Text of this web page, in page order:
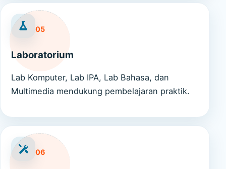
05
Laboratorium
Lab Komputer, Lab IPA, Lab Bahasa, dan
Multimedia mendukung pembelajaran praktik.
06